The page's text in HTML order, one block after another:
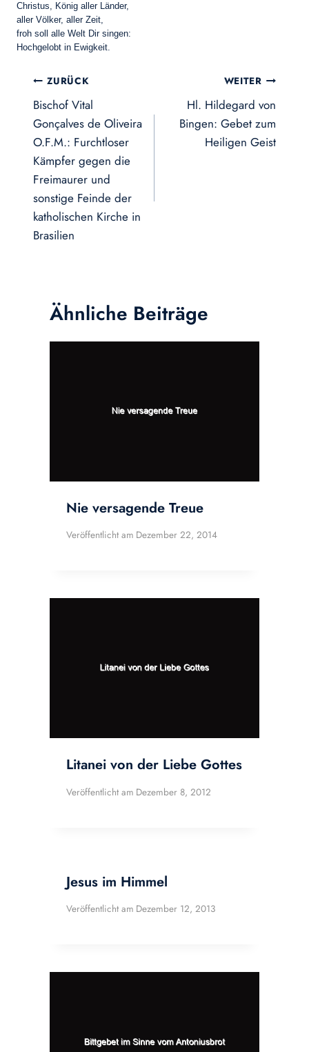
Christus, König aller Länder,
aller Völker, aller Zeit,
froh soll alle Welt Dir singen:
Hochgelobt in Ewigkeit.
Beitragsnavigation
ZURÜCK
Bischof Vital
Gonçalves de Oliveira
O.F.M.: Furchtloser
Kämpfer gegen die
Freimaurer und
sonstige Feinde der
katholischen Kirche in
Brasilien
WEITER
Hl. Hildegard von
Bingen: Gebet zum
Heiligen Geist
Ähnliche Beiträge
Nie versagende Treue
Veröffentlicht am Dezember 22, 2014
Litanei von der Liebe Gottes
Veröffentlicht am Dezember 8, 2012
Jesus im Himmel
Veröffentlicht am Dezember 12, 2013